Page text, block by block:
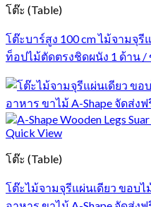
โต๊ะ (Table)
โต๊ะบาร์สูง 100 cm ไม้จามจุรี
ท็อปไม้ตัดตรงชิดผนัง 1 ด้าน
Quick View
โต๊ะ (Table)
โต๊ะไม้จามจุรีแผ่นเดียว ขอบ